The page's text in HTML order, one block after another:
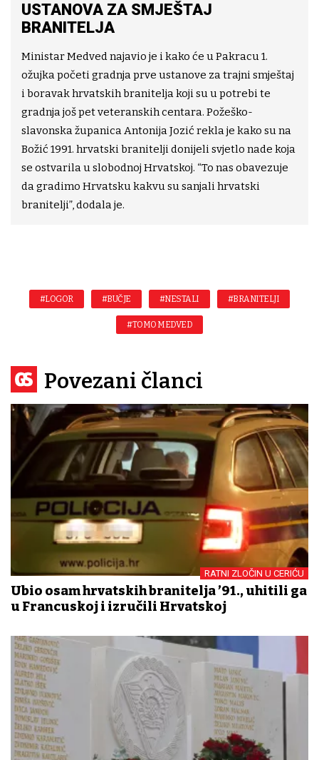
USTANOVA ZA SMJEŠTAJ
BRANITELJA
Ministar Medved najavio je i kako će u Pakracu 1.
ožujka početi gradnja prve ustanove za trajni smještaj
i boravak hrvatskih branitelja koji su u potrebi te
gradnja još pet veteranskih centara. Požeško-
slavonska županica Antonija Jozić rekla je kako su na
Božić 1991. hrvatski branitelji donijeli svjetlo nade koja
se ostvarila u slobodnoj Hrvatskoj. “To nas obavezuje
da gradimo Hrvatsku kakvu su sanjali hrvatski
branitelji”, dodala je.
#LOGOR #BUČJE #NESTALI #BRANITELJI
#TOMO MEDVED
Povezani članci
RATNI ZLOČIN U CERIĆU
Ubio osam hrvatskih branitelja ’91., uhitili ga
u Francuskoj i izručili Hrvatskoj